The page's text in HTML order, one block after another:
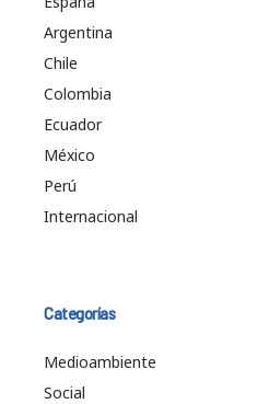
Argentina
Chile
Colombia
Ecuador
México
Perú
Internacional
Categorías
Medioambiente
Social